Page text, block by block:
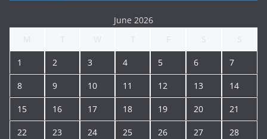
June 2026
1 2 3 4 5 6 7
8 9 10 11 12 13 14
15 16 17 18 19 20 21
22 23 24 25 26 27 28